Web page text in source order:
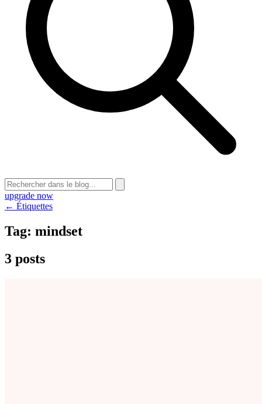
upgrade now
← Étiquettes
Tag: mindset
3 posts